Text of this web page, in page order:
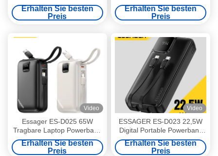
Stromversorgung 15000mAh
Schnellbatterie
Erhalten Sie besten
Preis
mAh Schnelllade-Powerbank
mit integriertem Kabel
Erhalten Sie besten
Preis
Video
Essager ES-D025 65W
Tragbare Laptop Powerbank
20000mAh mit Typ-C- und
Lightning-Kabeln
Erhalten Sie besten
Preis
Video
ESSAGER ES-D023 22,5W
Digital Portable Powerbank
20000mAh mit Kabel
Erhalten Sie besten
Preis